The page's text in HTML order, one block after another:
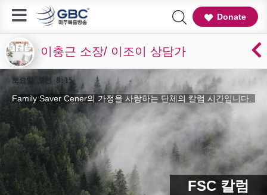
Donate
이충근 소장/ 이조이 상담가
FSC 칼럼
토요일 오전 8:15
Family Saver Cener의 가정을 사랑하는 단체의 칼럼 시간입니다.